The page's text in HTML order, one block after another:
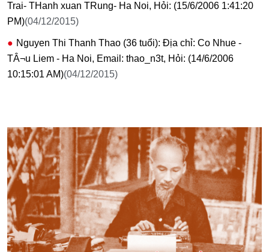
Trai- THanh xuan TRung- Ha Noi, Hỏi: (15/6/2006 1:41:20
PM)(04/12/2015)
Nguyen Thi Thanh Thao (36 tuổi): Địa chỉ: Co Nhue -
TÂ¬u Liem - Ha Noi, Email: thao_n3t, Hỏi: (14/6/2006
10:15:01 AM)(04/12/2015)